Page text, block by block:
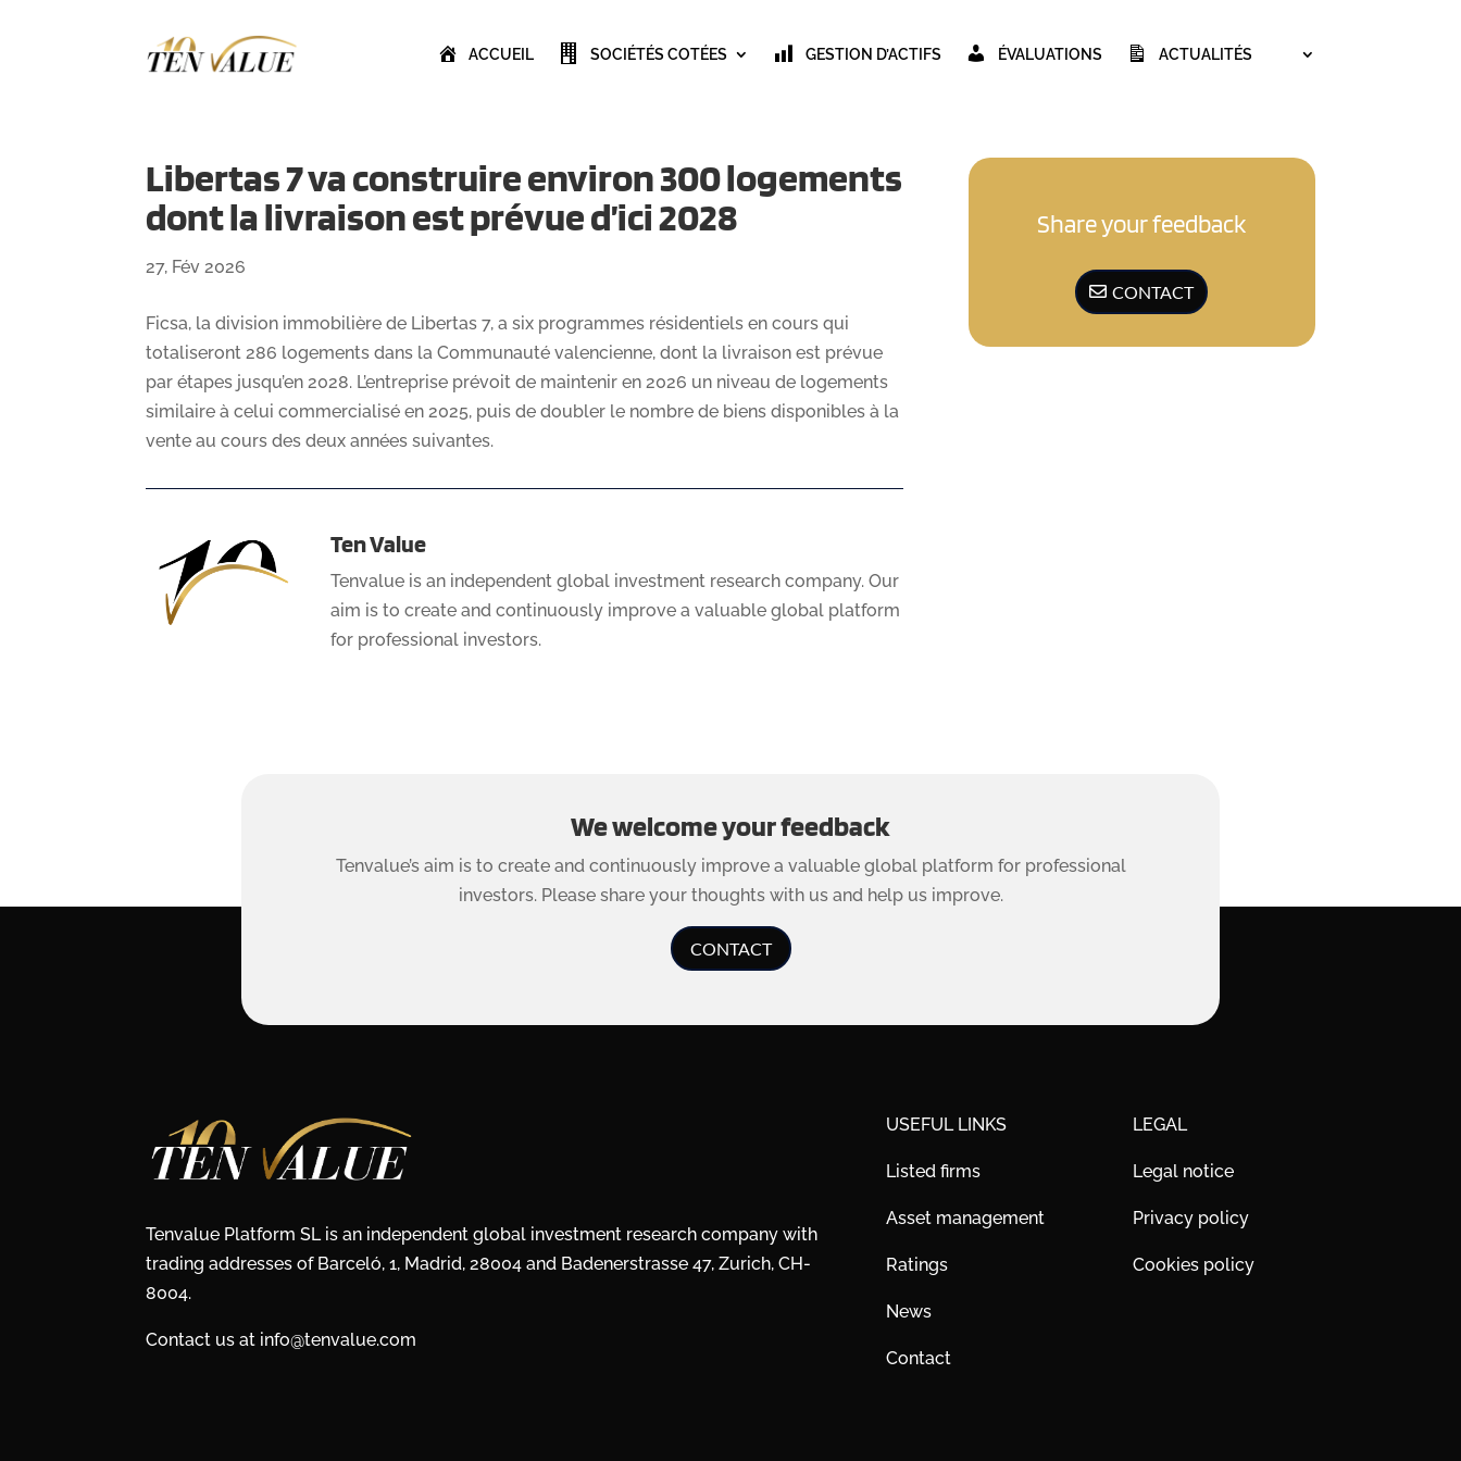
ACCUEIL SOCIÉTÉS COTÉES GESTION D’ACTIFS ÉVALUATIONS ACTUALITÉS
Libertas 7 va construire environ 300 logements
dont la livraison est prévue d’ici 2028
27, Fév 2026
Ficsa, la division immobilière de Libertas 7, a six programmes résidentiels en cours qui
totaliseront 286 logements dans la Communauté valencienne, dont la livraison est prévue
par étapes jusqu’en 2028. L’entreprise prévoit de maintenir en 2026 un niveau de logements
similaire à celui commercialisé en 2025, puis de doubler le nombre de biens disponibles à la
vente au cours des deux années suivantes.
Ten Value
Tenvalue is an independent global investment research company. Our
aim is to create and continuously improve a valuable global platform
for professional investors.
Share your feedback
CONTACT
We welcome your feedback
Tenvalue’s aim is to create and continuously improve a valuable global platform for professional
investors. Please share your thoughts with us and help us improve.
CONTACT
Tenvalue Platform SL is an independent global investment research company with
trading addresses of Barceló, 1, Madrid, 28004 and Badenerstrasse 47, Zurich, CH-
8004.
Contact us at info@tenvalue.com
USEFUL LINKS
Listed firms
Asset management
Ratings
News
Contact
LEGAL
Legal notice
Privacy policy
Cookies policy